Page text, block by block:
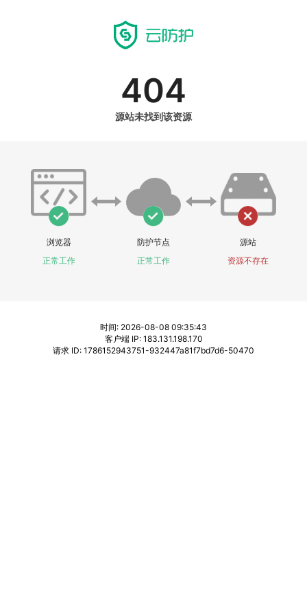
404
源站未找到该资源
浏览器
正常工作
防护节点
正常工作
源站
资源不存在
时间: 2026-08-08 09:35:43
客户端 IP: 183.131.198.170
请求 ID: 1786152943751-932447a81f7bd7d6-50470